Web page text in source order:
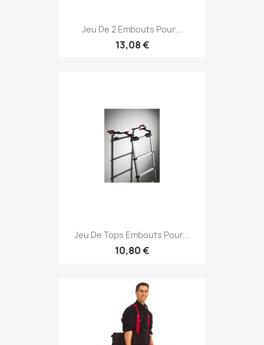
Jeu De 2 Embouts Pour...
13,08 €
Jeu De Tops Embouts Pour...
10,80 €